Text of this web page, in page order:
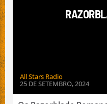
All Stars Radio
25 DE SETEMBRO, 2024